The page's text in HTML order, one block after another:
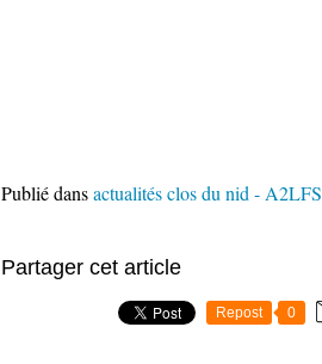
Publié dansactualités clos du nid - A2LFS
Partager cet article
Repost 0